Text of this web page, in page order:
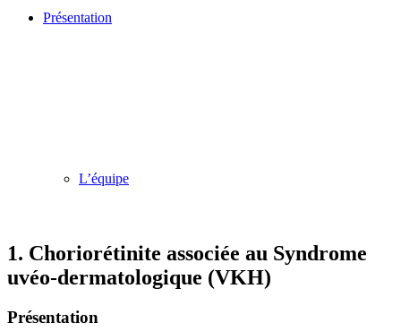
Présentation
L’équipe
1. Choriorétinite associée au Syndrome
uvéo-dermatologique (VKH)
Présentation